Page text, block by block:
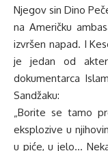
Njegov sin Dino
na Američku
izvršen napad. I
je jedan od
dokumentarca
Sandžaku:
„Borite se tamo
eksplozive u
u piće, u jelo…